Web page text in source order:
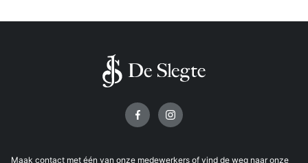
Maak contact met één van onze medewerkers of vind de weg naar onze